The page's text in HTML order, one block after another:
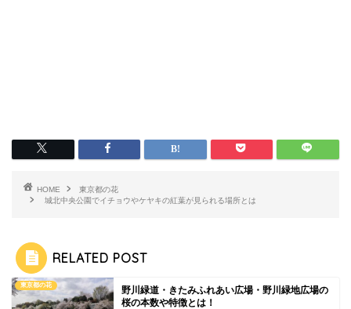
HOME
東京都の花
城北中央公園でイチョウやケヤキの紅葉が見られる場所とは
RELATED POST
東京都の花
野川緑道・きたみふれあい広場・野川緑地広場の
桜の本数や特徴とは！